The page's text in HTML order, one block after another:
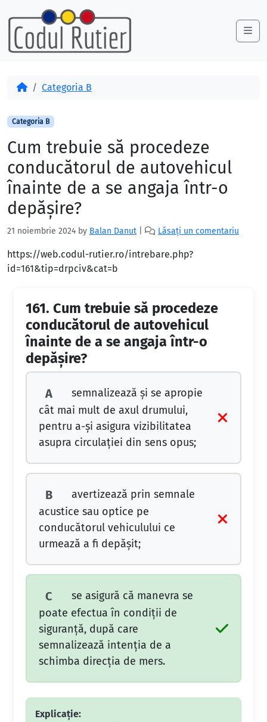
Skip to content
Skip to footer
AcasăCategoria B
Categoria B
Cum trebuie să procedeze
conducătorul de autovehicul
înainte de a se angaja într-o
depăşire?
21 noiembrie 2024 by Balan Danut Lăsați un comentariu
https://web.codul-rutier.ro/intrebare.php?
id=161&tip=drpciv&cat=b
161. Cum trebuie să procedeze
conducătorul de autovehicul
înainte de a se angaja într-o
depăşire?
A
semnalizează şi se apropie
cât mai mult de axul drumului,
pentru a-şi asigura vizibilitatea
asupra circulaţiei din sens opus;
B
avertizează prin semnale
acustice sau optice pe
conducătorul vehiculului ce
urmează a fi depăşit;
C
se asigură că manevra se
poate efectua în condiţii de
siguranţă, după care
semnalizează intenţia de a
schimba direcţia de mers.
Explicație: